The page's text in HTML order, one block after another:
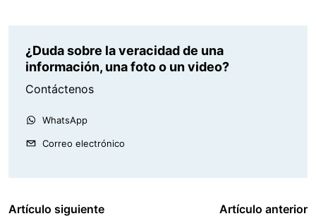
¿Duda sobre la veracidad de una
información, una foto o un video?
Contáctenos
WhatsApp
Correo electrónico
Artículo siguiente Artículo anterior